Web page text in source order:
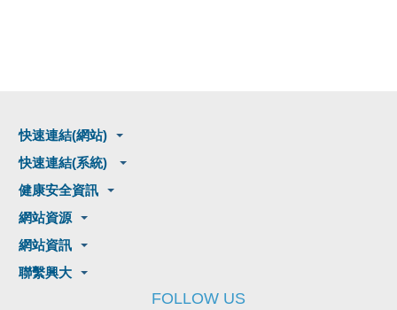
快速連結(網站)
快速連結(系統)
健康安全資訊
網站資源
網站資訊
聯繫興大
FOLLOW US